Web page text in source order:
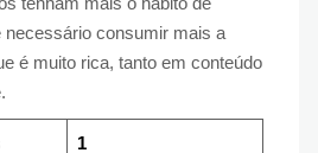
necessário consumir mais a
é muito rica, tanto em conteúdo
1